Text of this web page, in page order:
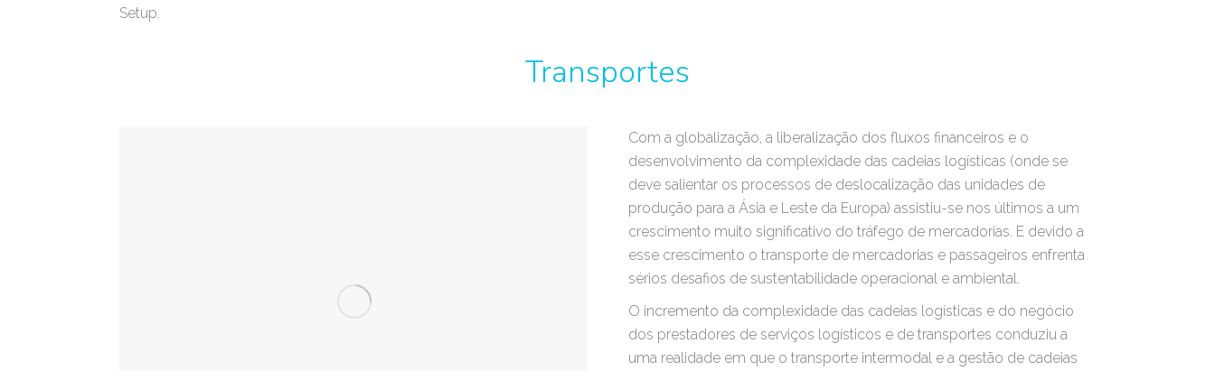
Setup.
Transportes
Com a globalização, a liberalização dos fluxos financeiros e o
desenvolvimento da complexidade das cadeias logísticas (onde se
deve salientar os processos de deslocalização das unidades de
produção para a Ásia e Leste da Europa) assistiu-se nos últimos a um
crescimento muito significativo do tráfego de mercadorias. E devido a
esse crescimento o transporte de mercadorias e passageiros enfrenta
sérios desafios de sustentabilidade operacional e ambiental.
O incremento da complexidade das cadeias logísticas e do negócio
dos prestadores de serviços logísticos e de transportes conduziu a
uma realidade em que o transporte intermodal e a gestão de cadeias